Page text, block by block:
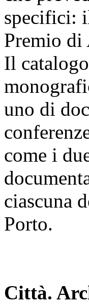
specifici:
Premio di
Il
uno di
come i
ciascuna
Porto.
Città.